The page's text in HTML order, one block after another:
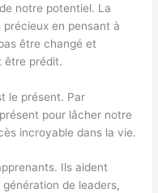
notre potentiel. La
en pensant à
être changé et
être prédit.
le présent. Par
pour lâcher notre
incroyable dans la vie.
Ils aident
de leaders,